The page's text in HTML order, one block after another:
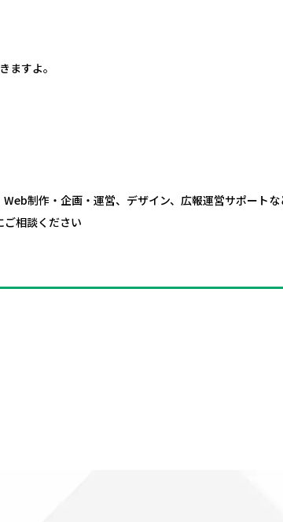
ますよ。
制作・企画・運営、デザイン、広報運営サポートな
相談ください